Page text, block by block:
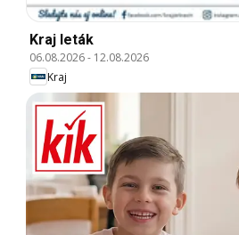
Kraj leták
06.08.2026- 12.08.2026
Kraj